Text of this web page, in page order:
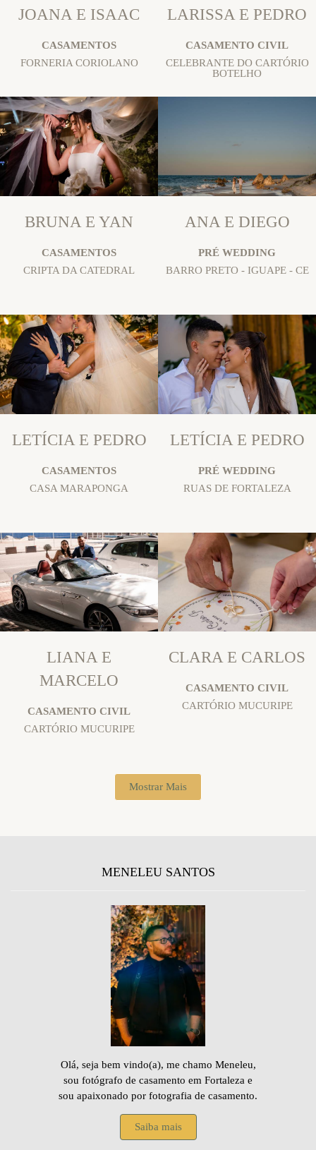
JOANA E ISAAC
CASAMENTOS
FORNERIA CORIOLANO
LARISSA E PEDRO
CASAMENTO CIVIL
CELEBRANTE DO CARTÓRIO
BOTELHO
BRUNA E YAN
CASAMENTOS
CRIPTA DA CATEDRAL
ANA E DIEGO
PRÉ WEDDING
BARRO PRETO - IGUAPE - CE
LETÍCIA E PEDRO
CASAMENTOS
CASA MARAPONGA
LETÍCIA E PEDRO
PRÉ WEDDING
RUAS DE FORTALEZA
LIANA E
MARCELO
CASAMENTO CIVIL
CARTÓRIO MUCURIPE
CLARA E CARLOS
CASAMENTO CIVIL
CARTÓRIO MUCURIPE
Mostrar Mais
MENELEU SANTOS
Olá, seja bem vindo(a), me chamo Meneleu,
sou fotógrafo de casamento em Fortaleza e
sou apaixonado por fotografia de casamento.
Saiba mais